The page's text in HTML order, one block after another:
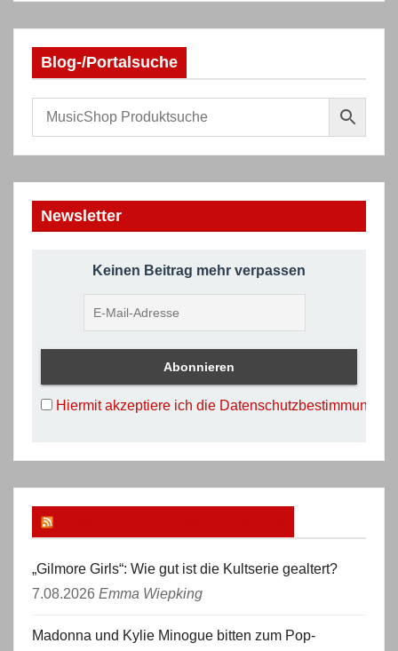
Blog-/Portalsuche
Newsletter
Keinen Beitrag mehr verpassen
Hiermit akzeptiere ich die Datenschutzbestimmungen
„Gilmore Girls“: Wie gut ist die Kultserie gealtert?
7.08.2026 Emma Wiepking
Madonna und Kylie Minogue bitten zum Pop-